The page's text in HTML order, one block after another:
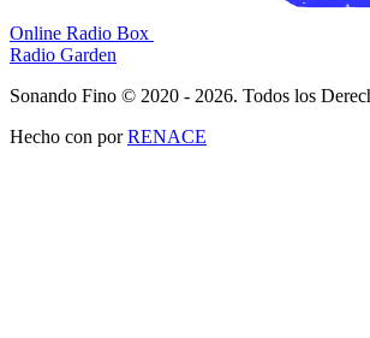
Online Radio Box
Radio Garden
Sonando Fino © 2020 - 2026. Todos los
Hecho con porRENACE